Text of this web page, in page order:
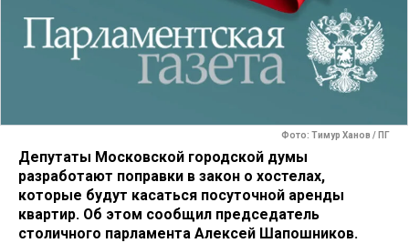
Фото: Тимур Ханов / ПГ
Депутаты Московской городской думы
разработают поправки в закон о хостелах,
которые будут касаться посуточной аренды
квартир. Об этом сообщил председатель
столичного парламента Алексей Шапошников.